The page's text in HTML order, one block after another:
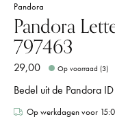
Pandora
Pandora
797463
29,00 Op voorraad (3)
Bedel uit de Pandora
Op werkdagen voor